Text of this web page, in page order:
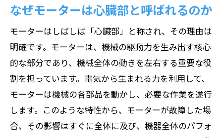
モーターの基本構造スタンドとローターの役
割
スタンドの構造とその機能
ローターが果たす重要な役割
スタンドとローターの相互作用
各部品の材質と選び方
スタンドとローターのメンテナンス方法
なぜモーターは心臓部と呼ばれるのか
モーターはしばしば「心臓部」と称され、その理由は
明確です。モーターは、機械の駆動力を生み出す核心
的な部分であり、機械全体の動きを左右する重要な役
割を担っています。電気から生まれる力を利用して、
モーターは機械の各部品を動かし、必要な作業を遂行
します。このような特性から、モーターが故障した場
合、その影響はすぐに全体に及び、機器全体のパフォ